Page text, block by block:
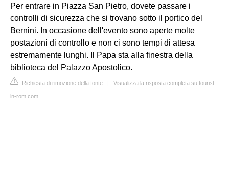
Per entrare in Piazza San Pietro, dovete passare i
controlli di sicurezza che si trovano sotto il portico del
Bernini. In occasione dell'evento sono aperte molte
postazioni di controllo e non ci sono tempi di attesa
estremamente lunghi. Il Papa sta alla finestra della
biblioteca del Palazzo Apostolico.
Richiesta di rimozione della fonte | Visualizza la risposta completa su tourist-
in-rom.com